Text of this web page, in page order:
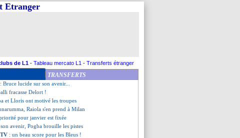
Etranger
de L1 - Tableau mercato L1 - Transferts étranger
TRANSFERTS
réagit à sa récompense
prévient l'Espagne
de ZZ se met sur le marché
la mise au point de Laporta
: Bruce lucide sur son avenir...
fracasse Delort !
et Lloris ont motivé les troupes
Raiola s'en prend à Milan
pour janvier est fixée
son avenir, Pogba brouille les pistes
: un beau score pour les Bleus !